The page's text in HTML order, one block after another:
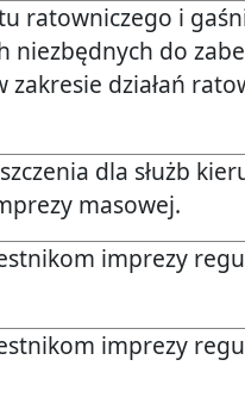
ratowniczego i
niezbędnych do
zakresie działań
dla służb
masowej.
imprezy
imprezy